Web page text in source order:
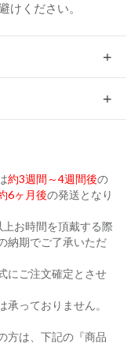
けください。
約3週間～4週間後の
6ヶ月後の発送となり
お時間を頂戴する際
納期でご了承いただ
にご注文確定とさせ
っておりません。
方は、下記の『商品